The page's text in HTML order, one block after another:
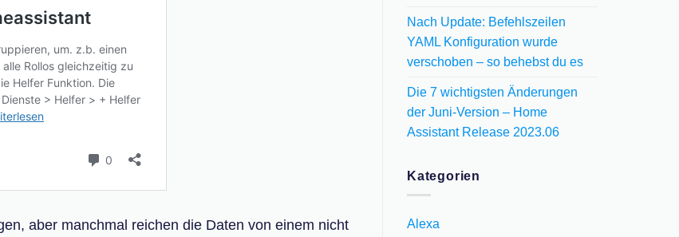
aber manchmal reichen die Daten von einem nicht
Nach Update: Befehlszeilen
YAML Konfiguration wurde
verschoben – so behebst du es
Die 7 wichtigsten Änderungen
der Juni-Version – Home
Assistant Release 2023.06
Kategorien
Alexa